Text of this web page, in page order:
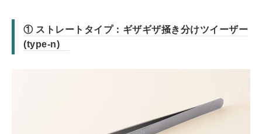
① ストレートタイプ：ギザギザ掻き分けツイーザー
(type-n)